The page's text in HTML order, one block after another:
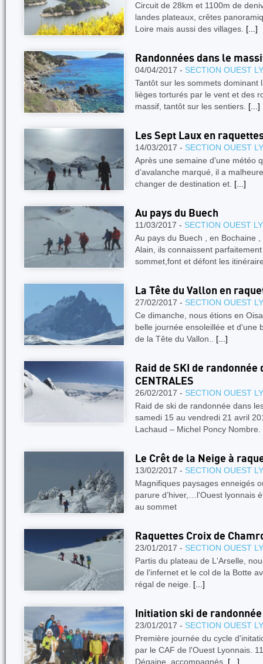
Circuit de 28km et 1100m de
landes plateaux, crêtes
Loire mais aussi des villages. [...]
Randonnées dans le
04/04/2017 - SECTION OUEST
Tantôt sur les sommets dominant
lièges torturés par le vent et des
massif, tantôt sur les sentiers. [...]
Les Sept Laux en
14/03/2017 - SECTION OUEST
Après une semaine d'une météo
d’avalanche marqué, il a
changer de destination et. [...]
Au pays du Buech
11/03/2017 - SECTION OUEST
Au pays du Buech , en Bochaine
Alain, ils connaissent
sommet,font et défont les
La Tête du Vallon en
27/02/2017 - SECTION OUEST
Ce dimanche, nous étions en
belle journée ensoleillée et d'une
de la Tête du Vallon.. [...]
Raid de SKI de randonnée
CENTRALES
26/02/2017 - SECTION OUEST
Raid de ski de randonnée dans
samedi 15 au vendredi 21 avril
Lachaud – Michel Poncy Nombre.
Le Crêt de la Neige à
13/02/2017 - SECTION OUEST
Magnifiques paysages enneigés
parure d’hiver,…l'Ouest lyonnais
au sommet
Raquettes Croix de
23/01/2017 - SECTION OUEST
Partis du plateau de L'Arselle,
de l'infernet et le col de la Botte
régal de neige. [...]
Initiation ski de
23/01/2017 - SECTION OUEST
Première journée du cycle
par le CAF de l'Ouest Lyonnais.
Dégaine, accompagnés. [...]